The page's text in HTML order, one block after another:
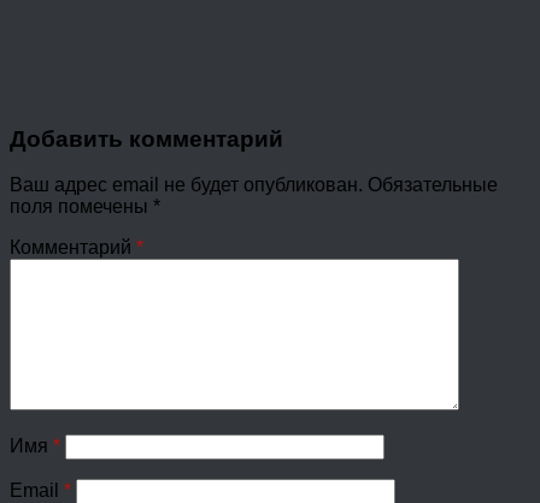
Добавить комментарий
Ваш адрес email не будет опубликован. Обязательные
поля помечены *
Комментарий *
Имя *
Email *